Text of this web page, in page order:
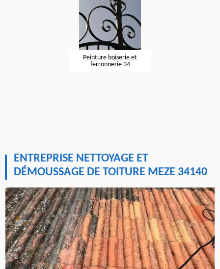
Peinture boiserie et
ferronnerie 34
ENTREPRISE NETTOYAGE ET
DÉMOUSSAGE DE TOITURE MEZE 34140